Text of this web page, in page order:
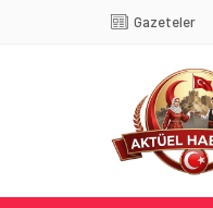
Gazeteler